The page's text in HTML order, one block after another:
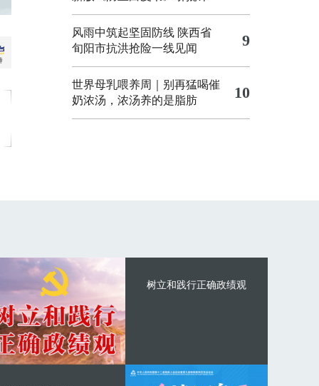
风雨中筑起坚固防线 陕西省
旬阳市抗洪抢险一线见闻
9
世界母乳喂养周｜别再猛喝催
奶浓汤，浓汤养的是脂肪
10
树立和践行正确政绩观